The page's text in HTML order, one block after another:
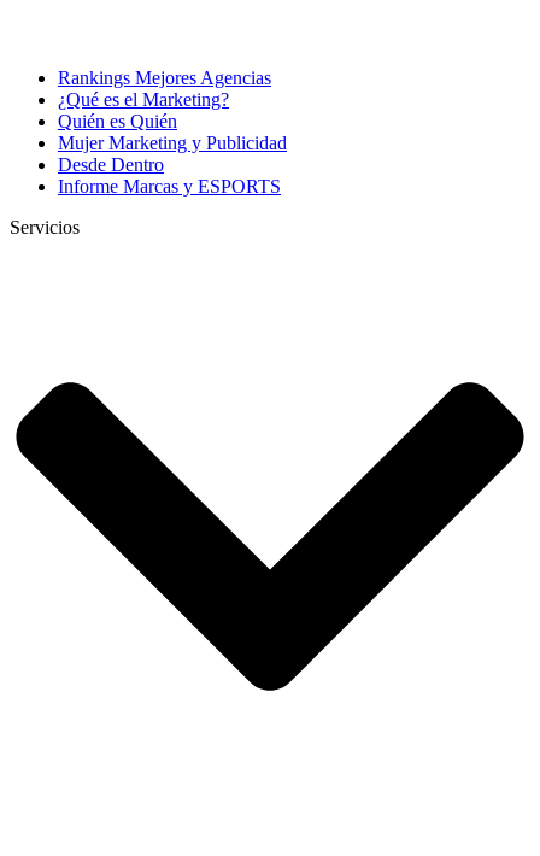
Rankings Mejores Agencias
¿Qué es el Marketing?
Quién es Quién
Mujer Marketing y Publicidad
Desde Dentro
Informe Marcas y ESPORTS
Servicios